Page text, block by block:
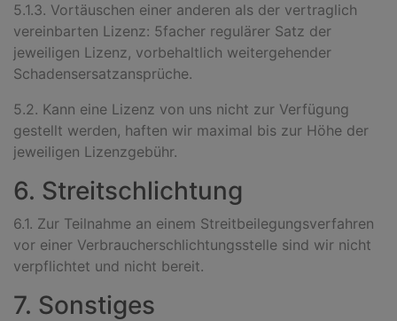
5.1.3. Vortäuschen einer anderen als der vertraglich
vereinbarten Lizenz: 5facher regulärer Satz der
jeweiligen Lizenz, vorbehaltlich weitergehender
Schadensersatzansprüche.
5.2. Kann eine Lizenz von uns nicht zur Verfügung
gestellt werden, haften wir maximal bis zur Höhe der
jeweiligen Lizenzgebühr.
6. Streitschlichtung
6.1. Zur Teilnahme an einem Streitbeilegungsverfahren
vor einer Verbraucherschlichtungsstelle sind wir nicht
verpflichtet und nicht bereit.
7. Sonstiges